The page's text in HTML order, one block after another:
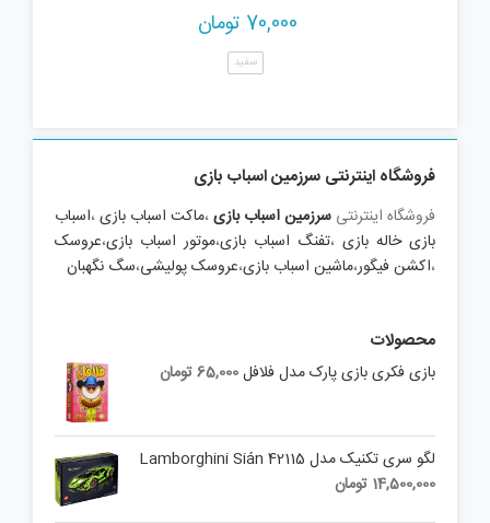
70,000 تومان
سفید
فروشگاه اینترنتی سرزمین اسباب بازی
فروشگاه اینترنتی سرزمین اسباب بازی،ماکت اسباب بازی،اسباب
بازی خاله بازی ،تفنگ اسباب بازی،موتور اسباب بازی،عروسک
،اکشن فیگور،ماشین اسباب بازی،عروسک پولیشی،سگ نگهبان
محصولات
بازی فکری بازی پارک مدل فلافل65,000تومان
لگو سری تکنیک مدل Lamborghini Sián 42115
14,500,000 تومان